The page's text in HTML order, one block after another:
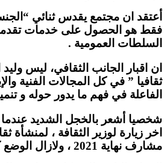
أعتقد ان مجتمع يقدس ثنائي
فقط هو الحصول على خدمات
السلطات العمومية .
ان اقبار الجانب الثقافي، ليس
ثقافيا ” في كل المجالات الفنية
الفاعلة في فهم ما يدور حوله و
اخر زيارة لوزير الثقافة ، لمنشأة
مشارف نهاية 2021 ، ولازال الوضع كما هو عليه . دون فتح المنشأة .